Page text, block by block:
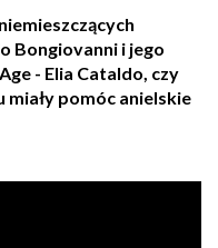
Bongiovanni i jego
- Elia Cataldo, czy
pomóc anielskie